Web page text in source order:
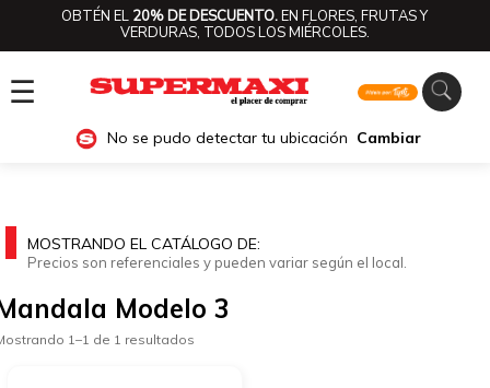
OBTÉN EL 20% DE DESCUENTO.EN FLORES, FRUTAS Y
VERDURAS, TODOS LOS MIÉRCOLES.
☰
No se pudo detectar tu ubicación Cambiar
MOSTRANDO EL CATÁLOGO DE:
Precios son referenciales y pueden variar según el local.
Modelo 3
1–1 de 1 resultados